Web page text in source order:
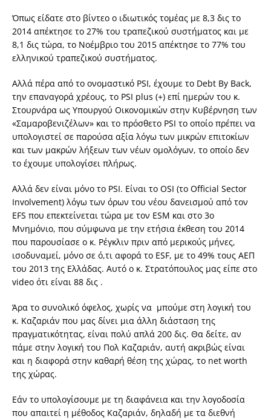
Όπως είδατε στο βίντεο ο ιδιωτικός τομέας με 8,3 δις το
2014 απέκτησε το 27% του τραπεζικού συστήματος και με
8,1 δις τώρα, το Νοέμβριο του 2015 απέκτησε το 77% του
ελληνικού τραπεζικού συστήματος.
Αλλά πέρα από το ονομαστικό PSI, έχουμε το Debt By Back,
την επαναγορά χρέους, το PSI plus (+) επί ημερών του κ.
Στουρνάρα ως Υπουργού Οικονομικών στην Κυβέρνηση των
«Σαμαροβενιζέλων» και το πρόσθετο PSI το οποίο πρέπει να
υπολογιστεί σε παρούσα αξία λόγω των μικρών επιτοκίων
και των μακρών λήξεων των νέων ομολόγων, το οποίο δεν
το έχουμε υπολογίσει πλήρως.
Αλλά δεν είναι μόνο το PSI. Είναι το OSI (το Official Sector
Involvement) λόγω των όρων του νέου δανεισμού από τον
EFS που επεκτείνεται τώρα με τον ESM και στο 3ο
Μνημόνιο, που σύμφωνα με την ετήσια έκθεση του 2014
που παρουσίασε ο κ. Ρέγκλιν πριν από μερικούς μήνες,
ισοδυναμεί, μόνο σε ό,τι αφορά το ESF, με το 49% τους ΑΕΠ
του 2013 της Ελλάδας. Αυτό ο κ. Στρατόπουλος μας είπε στο
video ότι είναι 88 δις .
Άρα το συνολικό όφελος, χωρίς να μπούμε στη λογική του
κ. Καζαριάν που μας δίνει μια άλλη διάσταση της
πραγματικότητας, είναι πολύ απλά 200 δις. Θα δείτε, αν
πάμε στην λογική του Πολ Καζαριάν, αυτή ακριβώς είναι
και η διαφορά στην καθαρή θέση της χώρας, το net worth
της χώρας.
Εάν το υπολογίσουμε με τη διαφάνεια και την λογοδοσία
που απαιτεί η μέθοδος Καζαριάν, δηλαδή με τα διεθνή